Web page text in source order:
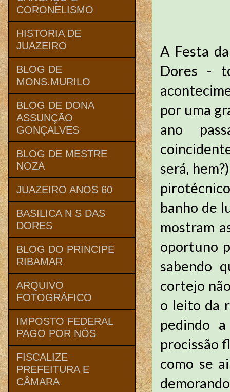
A Festa
Dores -
por uma
ano
será,
banho de
mostram
oportuno
sabendo
cortejo
o leito da
pedindo
procissão
como se
CORONELISMO
HISTORIA DE
JUAZEIRO
BLOG DE
MONS.MURILO
BLOG DE DONA
ASSUNÇÃO
GONÇALVES
BLOG DE MESTRE
NOZA
JUAZEIRO ANOS 60
BASILICA N S DAS
DORES
BLOG DO PRINCIPE
RIBAMAR
ARQUIVO
FOTOGRÁFICO
IMPOSTO FEDERAL
PAGO POR NÓS
FISCALIZE
PREFEITURA E
CÂMARA